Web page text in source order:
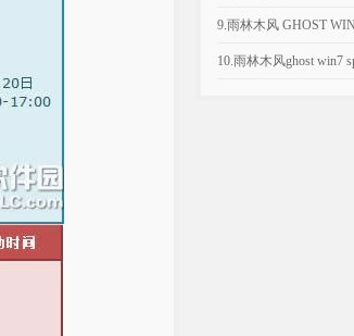
优化纯净版 ...
9.雨林木风 GHOST
1803 X6...
10.雨林木风ghost win7